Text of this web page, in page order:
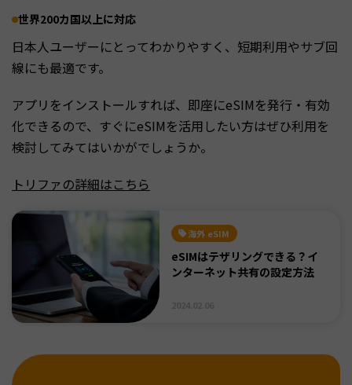
世界200カ国以上に対応
日本人ユーザーにとってわかりやすく、短期利用やサブ回
線にも最適です。
アプリをインストールすれば、即座にeSIMを発行・有効
化できるので、すぐにeSIMを活用したい方はぜひ利用を
検討してみてはいかがでしょうか。
トリファの詳細はこちら
海外 eSIM
eSIMはテザリングできる？イ
ンターネット共有の設定方法